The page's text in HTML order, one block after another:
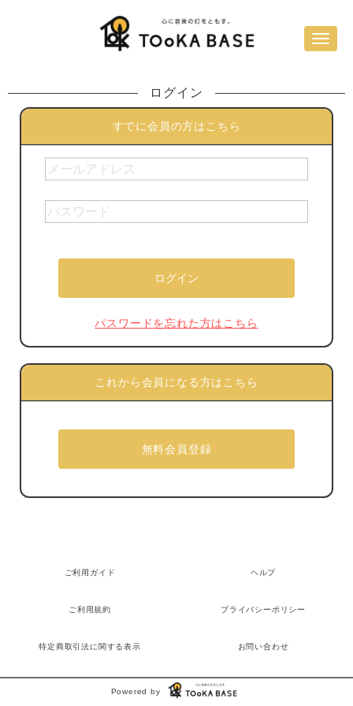
ログイン
すでに会員の方はこちら
パスワードを忘れた方はこちら
これから会員になる方はこちら
ご利用ガイド ヘルプ
ご利用規約 プライバシーポリシー
特定商取引法に関する表示 お問い合わせ
Powered by